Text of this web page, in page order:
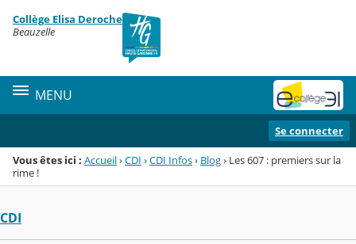
Menu de la rubrique
Contenu
Collège Elisa Deroche
Beauzelle
MENU
Se connecter
Vous êtes ici : Accueil›CDI ›CDI Infos› Blog› Les 607 : premiers sur la
rime !
CDI